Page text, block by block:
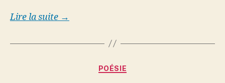
Lire la suite →
Categories
POÉSIE